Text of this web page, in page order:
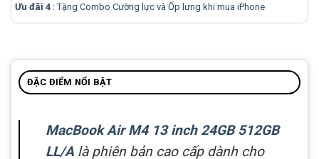
Ưu đãi 4 : Tặng Combo Cường lực và Ốp lưng khi mua iPhone
ĐẶC ĐIỂM NỔI BẬT
MacBook Air M4 13 inch 24GB 512GB
LL/A là phiên bản cao cấp dành cho